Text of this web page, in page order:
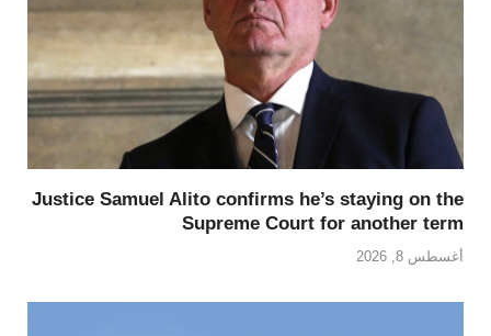
Justice Samuel Alito confirms he’s staying on the
Supreme Court for another term
أغسطس 8, 2026